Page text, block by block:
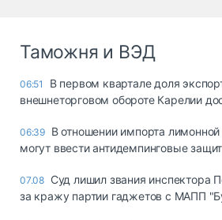
Таможня и ВЭД
06:51
В первом квартале доля
внешнеторговом обороте Карелии
06:39 В отношении импорта
могут ввести антидемпинговые
07.08 Суд лишил звания инспектора
за кражу партии гаджетов с МАПП